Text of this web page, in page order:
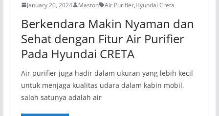
January 20, 2024 Maston Air Purifier,Hyundai Creta
Berkendara Makin Nyaman dan
Sehat dengan Fitur Air Purifier
Pada Hyundai CRETA
Air purifier juga hadir dalam ukuran yang lebih kecil
untuk menjaga kualitas udara dalam kabin mobil,
salah satunya adalah air